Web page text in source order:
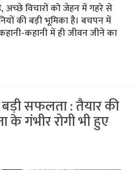
अच्‍छे विचारों को जेहन में गहरे से
की बड़ी भूमिका है। बचपन में
कहानी में ही जीवन जीने का
सफलता : तैयार की
के गंभीर रोगी भी हुए